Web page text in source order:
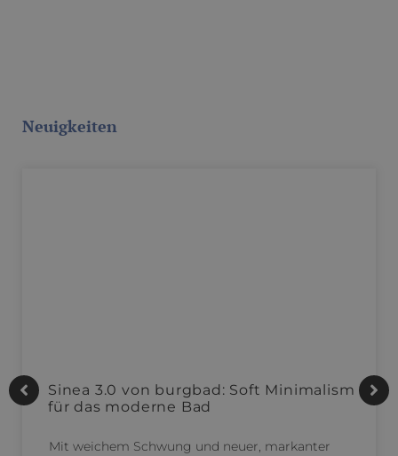
Neuigkeiten
Sinea 3.0 von burgbad: Soft Minimalism
für das moderne Bad
Mit weichem Schwung und neuer, markanter